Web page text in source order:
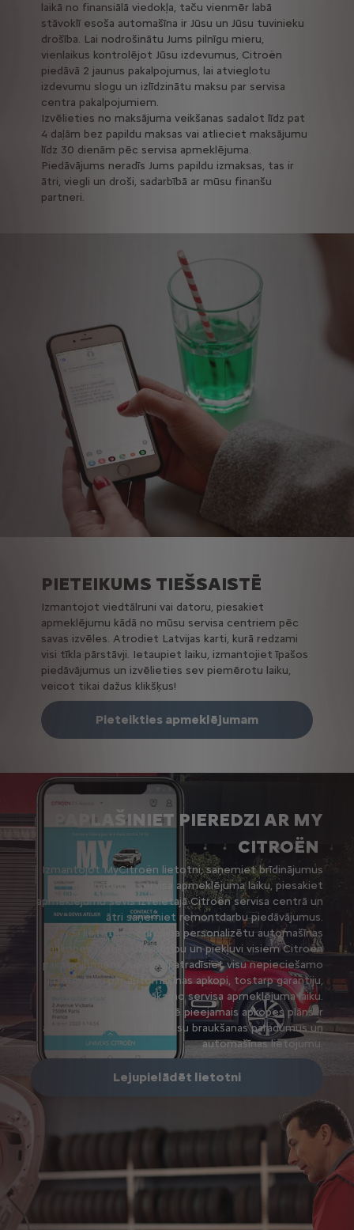
laikā no finansiālā viedokļa, taču vienmēr labā
stāvoklī esoša automašīna ir Jūsu un Jūsu tuvinieku
drošība. Lai nodrošinātu Jums pilnīgu mieru,
vienlaikus kontrolējot Jūsu izdevumus, Citroën
piedāvā 2 jaunus pakalpojumus, lai atvieglotu
izdevumu slogu un izlīdzinātu maksu par servisa
centra pakalpojumiem.
Izvēlieties no maksājuma veikšanas sadalot līdz pat
4 daļām bez papildu maksas vai atlieciet maksājumu
līdz 30 dienām pēc servisa apmeklējuma.
Piedāvājums neradīs Jums papildu izmaksas, tas ir
ātri, viegli un droši, sadarbībā ar mūsu finanšu
partneri.
PIETEIKUMS TIEŠSAISTĒ
Izmantojot viedtālruni vai datoru, piesakiet
apmeklējumu kādā no mūsu servisa centriem pēc
savas izvēles. Atrodiet Latvijas karti, kurā redzami
visi tīkla pārstāvji. Ietaupiet laiku, izmantojiet īpašos
piedāvājumus un izvēlieties sev piemērotu laiku,
veicot tikai dažus klikšķus!
Pieteikties apmeklējumam
PAPLAŠINIET PIEREDZI AR MY
CITROËN
Izmantojot MyCitroën lietotni, saņemiet brīdinājumus
par nākamo servisa apmeklējuma laiku, piesakiet
apmeklējumu sevis izvēlētajā Citroën servisa centrā un
ātri saņemiet remontdarbu piedāvājumus.
Šī lietotne nodrošina personalizētu automašīnas
apkopes grafika uzraudzību un piekļuvi visiem Citroën
pakalpojumiem. Jūs viegli atradīsiet visu nepieciešamo
informāciju par automašīnas apkopi, tostarp garantiju,
nobraukumu un nākamo servisa apmeklējuma laiku.
MyCitroën lietotnē pieejamais apkopes plāns ir
aprēķināts, ņemot vērā Jūsu braukšanas paradumus un
automašīnas lietojumu.
Lejupielādēt lietotni